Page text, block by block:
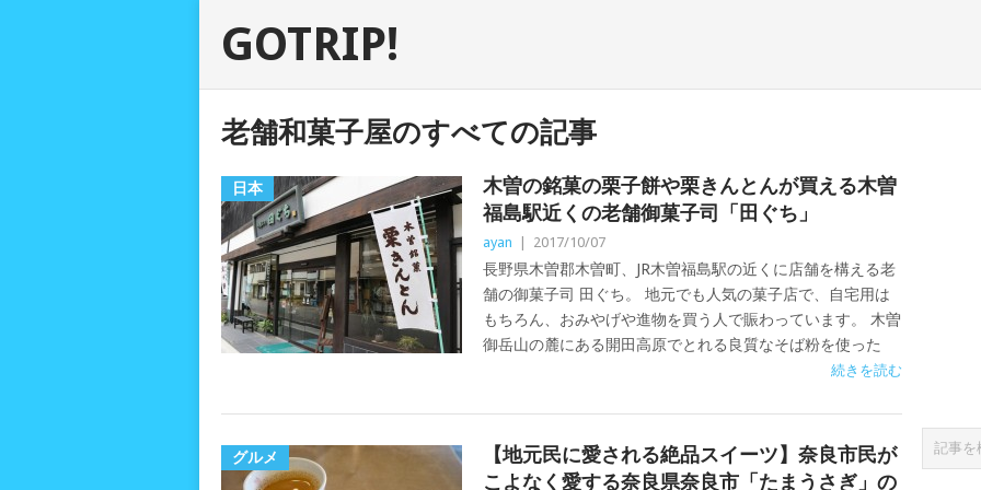
GOTRIP!
老舗和菓子屋のすべての記事
日本
木曽の銘菓の栗子餅や栗きんとんが買える木曽
福島駅近くの老舗御菓子司「田ぐち」
ayan 2017/10/07
長野県木曽郡木曽町、JR木曽福島駅の近くに店舗を構える老
舗の御菓子司 田ぐち。 地元でも人気の菓子店で、自宅用は
もちろん、おみやげや進物を買う人で賑わっています。 木曽
御岳山の麓にある開田高原でとれる良質なそば粉を使った
続きを読む
グルメ
【地元民に愛される絶品スイーツ】奈良市民が
こよなく愛する奈良県奈良市「たまうさぎ」の